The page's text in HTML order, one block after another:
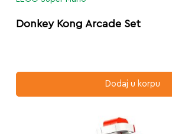
Donkey Kong Arcade Set
Dodaj u korpu